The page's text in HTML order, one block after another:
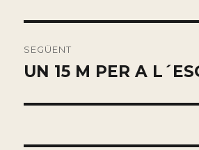
SEGÜENT
Entrada
UN 15 M PER A